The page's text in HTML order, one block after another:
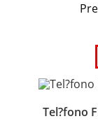
Tel?fono